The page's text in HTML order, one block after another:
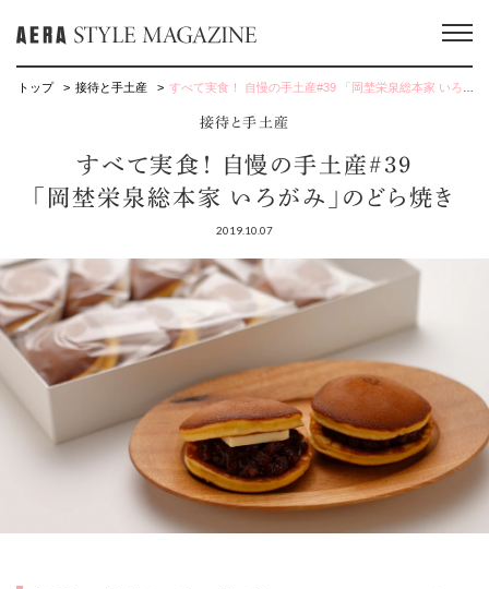
トップ 接待と手土産 すべて実食！ 自慢の手土産#39 「岡埜栄泉総本家 いろがみ」のどら焼き
接待と手土産
すべて実食！ 自慢の手土産#39
「岡埜栄泉総本家 いろがみ」のどら焼き
2019.10.07